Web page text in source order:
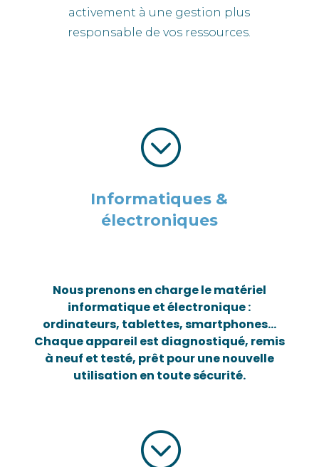
activement à une gestion plus
responsable de vos ressources.
;
Informatiques &
électroniques
Nous prenons en charge le matériel
informatique et électronique :
ordinateurs, tablettes, smartphones…
Chaque appareil est diagnostiqué, remis
à neuf et testé, prêt pour une nouvelle
utilisation en toute sécurité.
;